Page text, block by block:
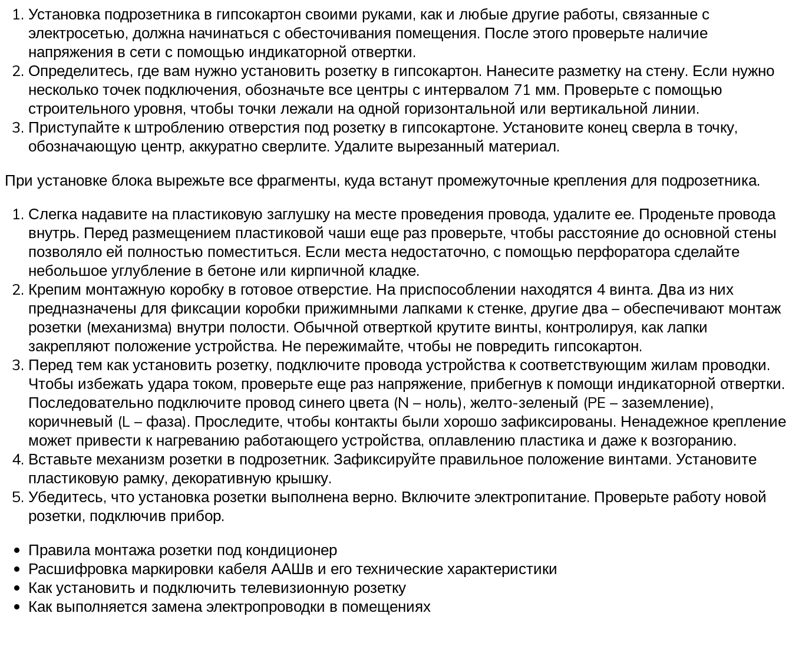
Установка подрозетника в гипсокартон своими руками, как и любые другие работы, связанные с
электросетью, должна начинаться с обесточивания помещения. После этого проверьте наличие
напряжения в сети с помощью индикаторной отвертки.
Определитесь, где вам нужно установить розетку в гипсокартон. Нанесите разметку на стену. Если нужно
несколько точек подключения, обозначьте все центры с интервалом 71 мм. Проверьте с помощью
строительного уровня, чтобы точки лежали на одной горизонтальной или вертикальной линии.
Приступайте к штроблению отверстия под розетку в гипсокартоне. Установите конец сверла в точку,
обозначающую центр, аккуратно сверлите. Удалите вырезанный материал.
При установке блока вырежьте все фрагменты, куда встанут промежуточные крепления для подрозетника.
Слегка надавите на пластиковую заглушку на месте проведения провода, удалите ее. Проденьте провода
внутрь. Перед размещением пластиковой чаши еще раз проверьте, чтобы расстояние до основной стены
позволяло ей полностью поместиться. Если места недостаточно, с помощью перфоратора сделайте
небольшое углубление в бетоне или кирпичной кладке.
Крепим монтажную коробку в готовое отверстие. На приспособлении находятся 4 винта. Два из них
предназначены для фиксации коробки прижимными лапками к стенке, другие два – обеспечивают монтаж
розетки (механизма) внутри полости. Обычной отверткой крутите винты, контролируя, как лапки
закрепляют положение устройства. Не пережимайте, чтобы не повредить гипсокартон.
Перед тем как установить розетку, подключите провода устройства к соответствующим жилам проводки.
Чтобы избежать удара током, проверьте еще раз напряжение, прибегнув к помощи индикаторной отвертки.
Последовательно подключите провод синего цвета (N – ноль), желто-зеленый (PE – заземление),
коричневый (L – фаза). Проследите, чтобы контакты были хорошо зафиксированы. Ненадежное крепление
может привести к нагреванию работающего устройства, оплавлению пластика и даже к возгоранию.
Вставьте механизм розетки в подрозетник. Зафиксируйте правильное положение винтами. Установите
пластиковую рамку, декоративную крышку.
Убедитесь, что установка розетки выполнена верно. Включите электропитание. Проверьте работу новой
розетки, подключив прибор.
Правила монтажа розетки под кондиционер
Расшифровка маркировки кабеля ААШв и его технические характеристики
Как установить и подключить телевизионную розетку
Как выполняется замена электропроводки в помещениях